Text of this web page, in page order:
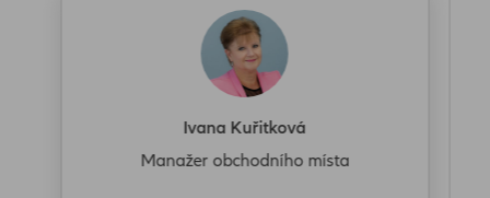
Ivana Kuřitková
Manažer obchodního místa